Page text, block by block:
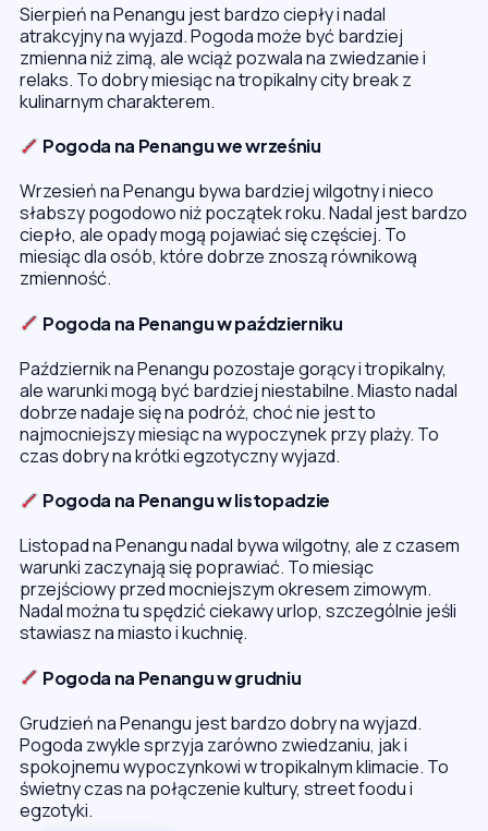
Sierpień na Penangu jest bardzo ciepły i nadal
atrakcyjny na wyjazd. Pogoda może być bardziej
zmienna niż zimą, ale wciąż pozwala na zwiedzanie i
relaks. To dobry miesiąc na tropikalny city break z
kulinarnym charakterem.
Pogoda na Penangu we wrześniu
Wrzesień na Penangu bywa bardziej wilgotny i nieco
słabszy pogodowo niż początek roku. Nadal jest bardzo
ciepło, ale opady mogą pojawiać się częściej. To
miesiąc dla osób, które dobrze znoszą równikową
zmienność.
Pogoda na Penangu w październiku
Październik na Penangu pozostaje gorący i tropikalny,
ale warunki mogą być bardziej niestabilne. Miasto nadal
dobrze nadaje się na podróż, choć nie jest to
najmocniejszy miesiąc na wypoczynek przy plaży. To
czas dobry na krótki egzotyczny wyjazd.
Pogoda na Penangu w listopadzie
Listopad na Penangu nadal bywa wilgotny, ale z czasem
warunki zaczynają się poprawiać. To miesiąc
przejściowy przed mocniejszym okresem zimowym.
Nadal można tu spędzić ciekawy urlop, szczególnie jeśli
stawiasz na miasto i kuchnię.
Pogoda na Penangu w grudniu
Grudzień na Penangu jest bardzo dobry na wyjazd.
Pogoda zwykle sprzyja zarówno zwiedzaniu, jak i
spokojnemu wypoczynkowi w tropikalnym klimacie. To
świetny czas na połączenie kultury, street foodu i
egzotyki.